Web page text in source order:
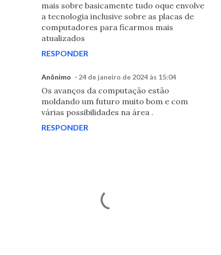
mais sobre basicamente tudo oque envolve
a tecnologia inclusive sobre as placas de
computadores para ficarmos mais
atualizados
RESPONDER
Anônimo 24 de janeiro de 2024 às 15:04
Os avanços da computação estão
moldando um futuro muito bom e com
várias possibilidades na área .
RESPONDER